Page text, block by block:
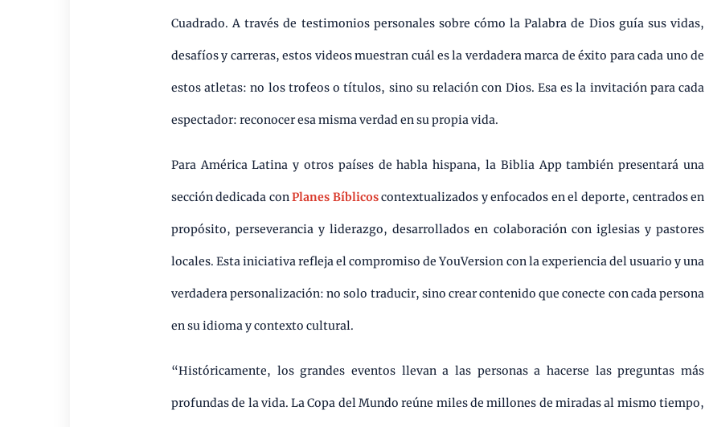
Cuadrado. A través de testimonios personales sobre cómo la Palabra de Dios guía sus vidas,
desafíos y carreras, estos videos muestran cuál es la verdadera marca de éxito para cada uno de
estos atletas: no los trofeos o títulos, sino su relación con Dios. Esa es la invitación para cada
espectador: reconocer esa misma verdad en su propia vida.
Para América Latina y otros países de habla hispana, la Biblia App también presentará una
sección dedicada conPlanes Bíblicoscontextualizados y enfocados en el deporte, centrados en
propósito, perseverancia y liderazgo, desarrollados en colaboración con iglesias y pastores
locales. Esta iniciativa refleja el compromiso de YouVersion con la experiencia del usuario y una
verdadera personalización: no solo traducir, sino crear contenido que conecte con cada persona
en su idioma y contexto cultural.
“Históricamente, los grandes eventos llevan a las personas a hacerse las preguntas más
profundas de la vida. La Copa del Mundo reúne miles de millones de miradas al mismo tiempo,